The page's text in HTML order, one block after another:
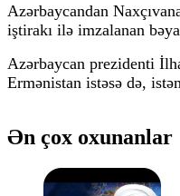
Azərbaycandan
iştirakı ilə imzalanan
Azərbaycan prezidenti
Ermənistan istəsə də,
Ən çox oxunanlar